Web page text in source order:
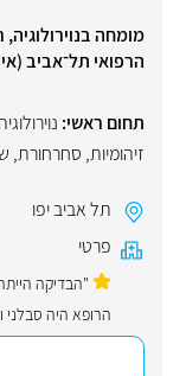
מומחה בנוירולוגיה,
הרפואי תל־אביב
תחום ראשי: נוירולוגיה
זיהומיות, סחרחורת,
תל אביב יפו
פרטי
"הבדיקה
הרופא היה סבלני